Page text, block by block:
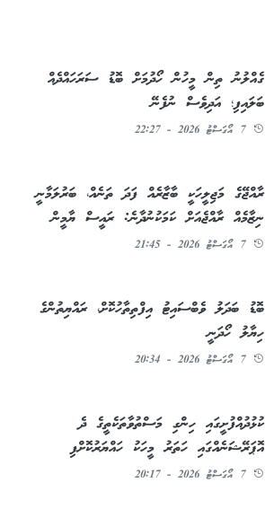
ގެއްލުނު ތިން މީހުން ހޯދުމަށް ބޮޑު ސަރަހައްދެއް
ބަލައިފި؛ އަދިވެސް ނުފެނޭ
7 އޯގަސްޓު 2026 - 22:27
ރާއްޖޭގެ މަޖިލީހަކީ ބާޒާރެއް ފަދަ ތަނެއް، ބަރުލަމާނީ
ނިޒާމެއް ރާއްޖެއަށް ކަމަކުނުދާނެ: ރައީސް ޔާމީން
7 އޯގަސްޓު 2026 - 21:45
ބޮޑު ބަދަލު ވެބްސައިޓު އިފްތިތާހުކޮށް، ރައްޔިތުންގެ
ހިޔާލު ހޯދަނީ
7 އޯގަސްޓު 2026 - 20:34
ކުޅުދުއްފުށީގައި ހިންގި މަސްތުވާތަކެތީގެ ދެ
އޮޕަރޭޝަނެއްގައި ހަތަރު މީހަކު ހައްޔަރުކޮށްފި
7 އޯގަސްޓު 2026 - 20:17